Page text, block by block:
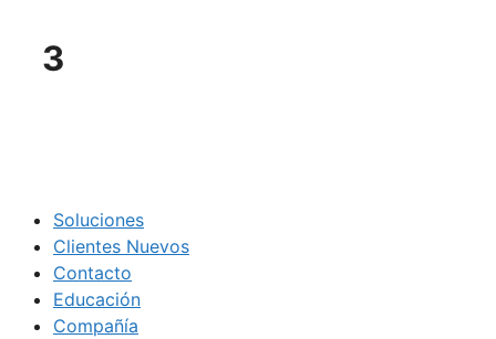
3
Soluciones
Clientes Nuevos
Contacto
Educación
Compañía